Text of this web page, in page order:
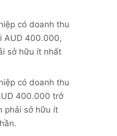
có doanh thu
AUD 400.000,
sở hữu ít nhất
có doanh thu
400.000 trở
phải sở hữu ít